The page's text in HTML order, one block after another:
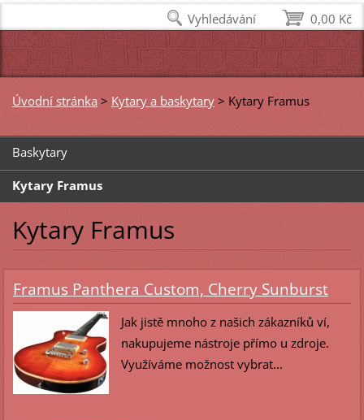
Úvodní stránka > Kytary a baskytary > Kytary Framus
Baskytary
Kytary Framus
Kytary Framus
Framus Panthera Custom, Cherry Sunburst
Jak jistě mnoho z našich zákazníků ví,
nakupujeme nástroje přímo u zdroje.
Využíváme možnost vybrat...
0,00 Kč
Vyhledávání